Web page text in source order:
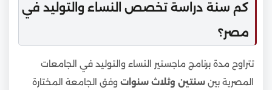
كم سنة دراسة تخصص النساء والتوليد في
مصر؟
تتراوح مدة برنامج ماجستير النساء والتوليد في الجامعات
المصرية بين سنتين وثلاث سنوات وفق الجامعة المختارة